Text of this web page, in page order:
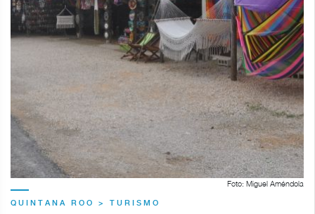
Foto: Miguel Améndola
QUINTANA ROO > TURISMO